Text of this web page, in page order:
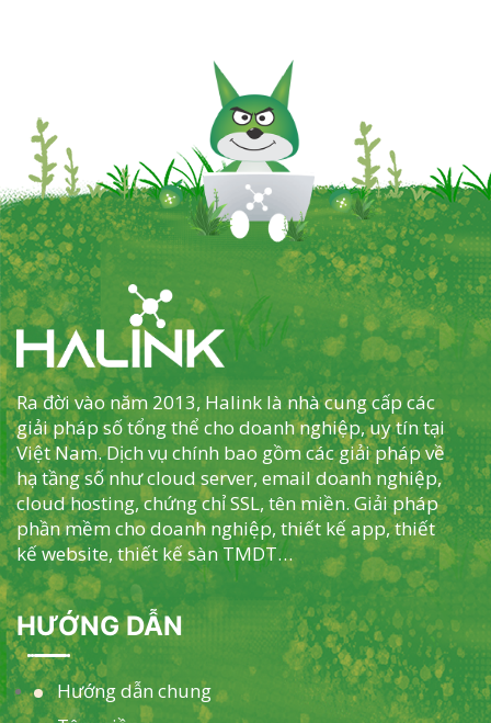
Ra đời vào năm 2013, Halink là nhà cung cấp các
giải pháp số tổng thể cho doanh nghiệp, uy tín tại
Việt Nam. Dịch vụ chính bao gồm các giải pháp về
hạ tầng số như cloud server, email doanh nghiệp,
cloud hosting, chứng chỉ SSL, tên miền. Giải pháp
phần mềm cho doanh nghiệp, thiết kế app, thiết
kế website, thiết kế sàn TMDT…
HƯỚNG DẪN
Hướng dẫn chung